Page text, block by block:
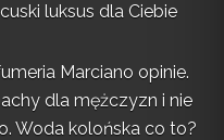
luksus dla Ciebie
Marciano opinie.
dla mężczyzn i nie
Woda kolońska co to?